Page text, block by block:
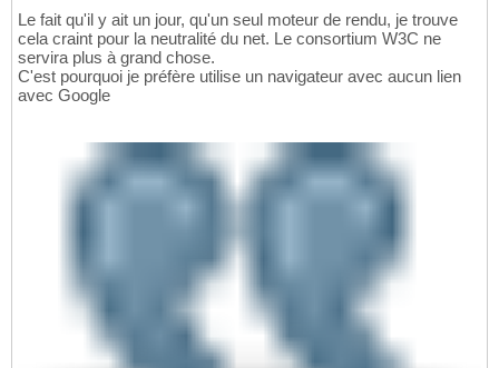
Le fait qu'il y ait un jour, qu'un seul moteur de rendu, je trouve
cela craint pour la neutralité du net. Le consortium W3C ne
servira plus à grand chose.
C'est pourquoi je préfère utilise un navigateur avec aucun lien
avec Google